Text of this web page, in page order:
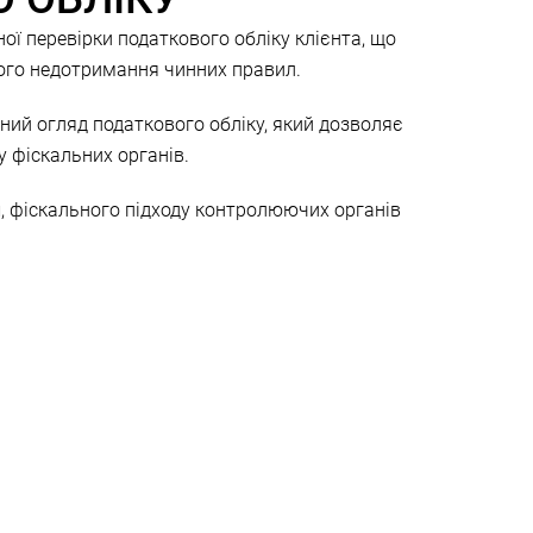
перевірки податкового обліку клієнта, що
недотримання чинних правил.
огляд податкового обліку, який дозволяє
органів.
фіскального підходу контролюючих органів
періоду, який найчастіше крадуть за
Найчастіше Замовник звертається до